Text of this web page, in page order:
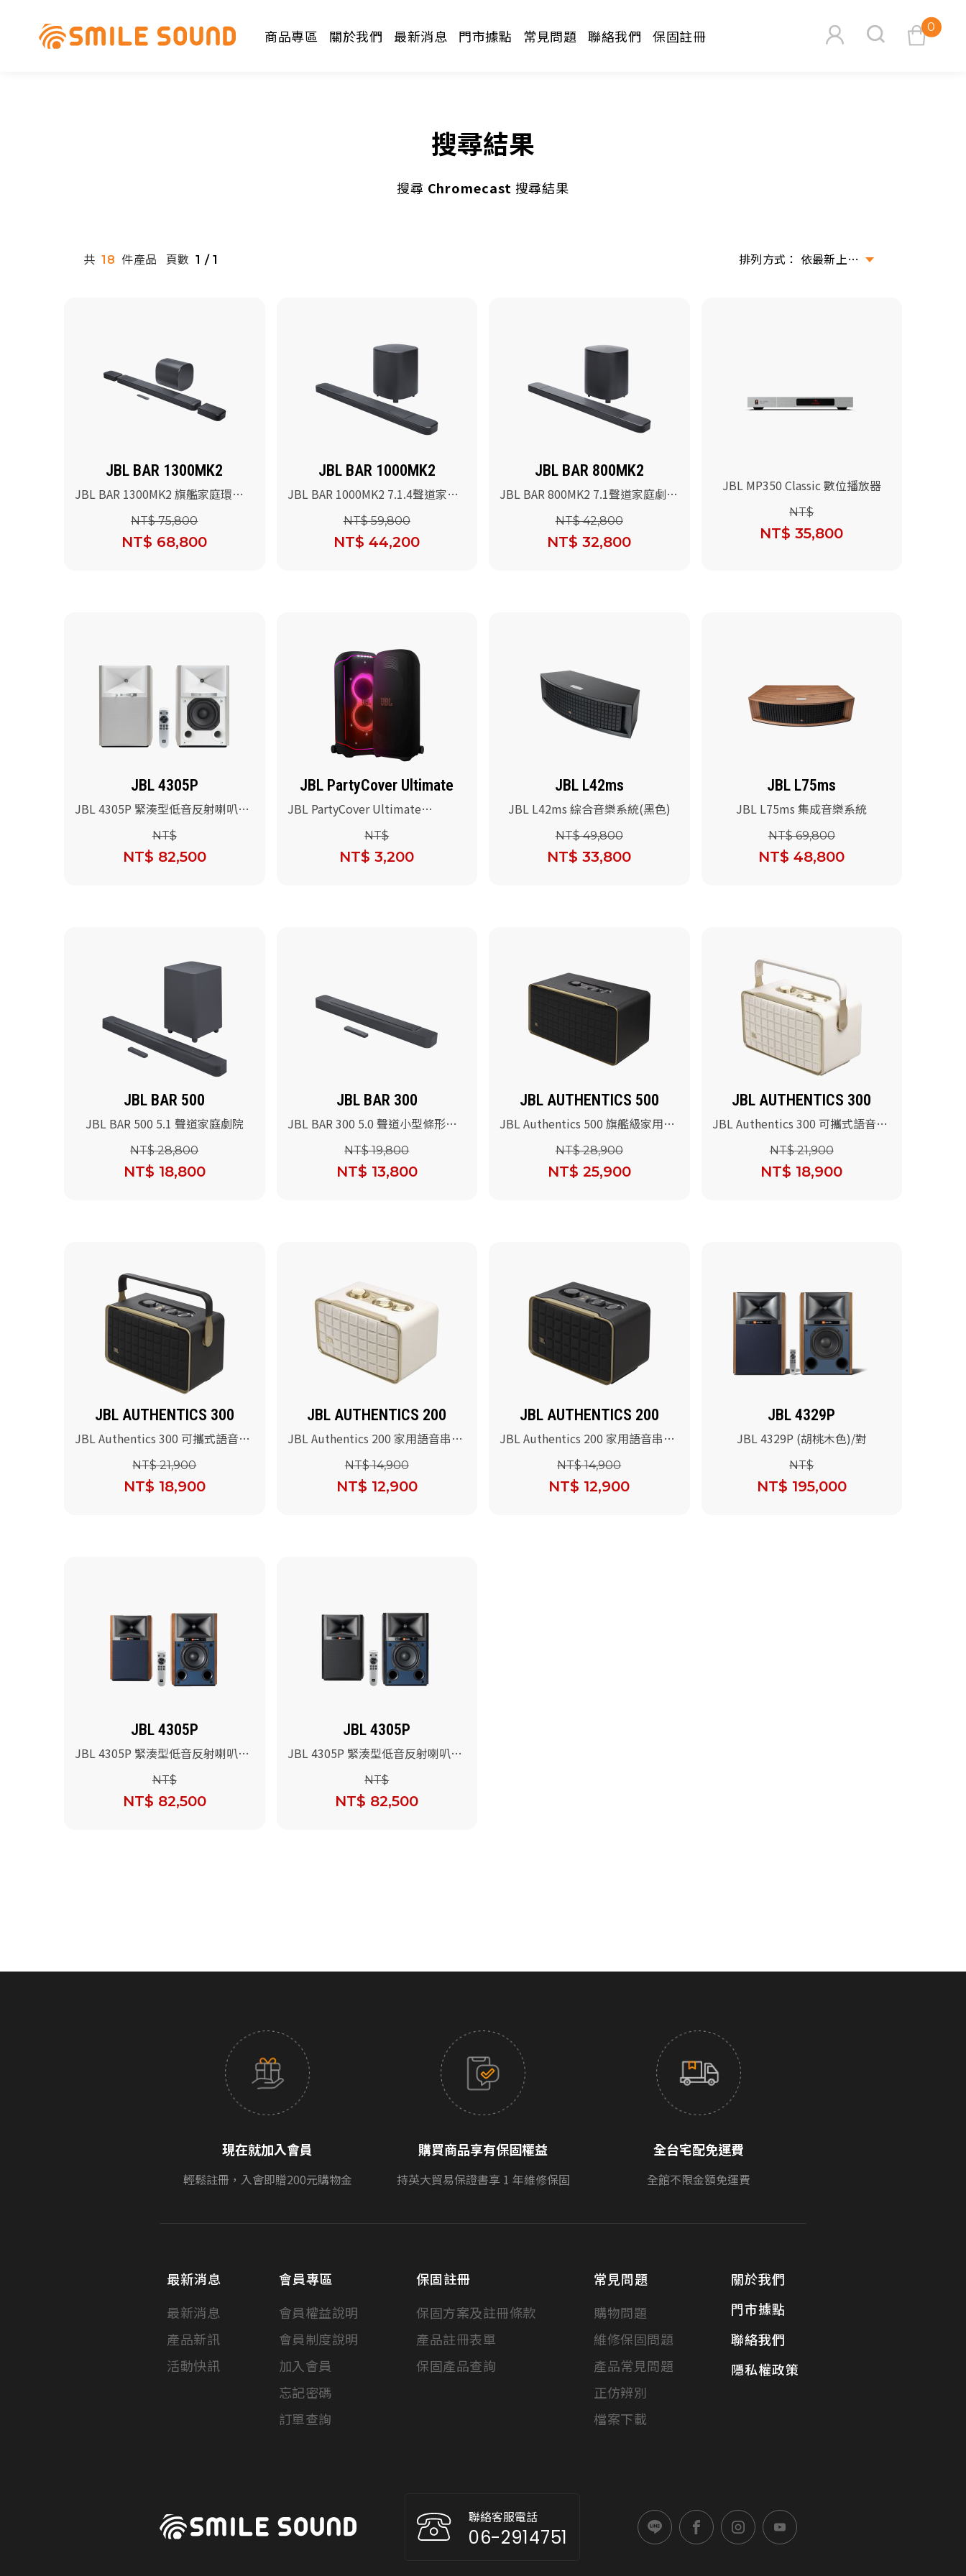
0
商品專區 關於我們 最新消息 門市據點 常見問題 聯絡我們 保固註冊
搜尋結果
搜尋 Chromecast 搜尋結果
共 18 件產品 頁數 1 / 1 依最新上架排序
JBL BAR 1300MK2
JBL BAR 1300MK2 旗艦家庭環繞
NT$ 75,800
NT$ 68,800
JBL BAR 1000MK2
JBL BAR 1000MK2 7.1.4聲道家庭
NT$ 59,800
NT$ 44,200
JBL BAR 800MK2
JBL BAR 800MK2 7.1聲道家庭劇院
NT$ 42,800
NT$ 32,800
JBL MP350 Classic 數位播放器
NT$
NT$ 35,800
JBL 4305P
JBL 4305P 緊湊型低音反射喇叭系
NT$
NT$ 82,500
JBL PartyCover Ultimate
JBL PartyCover Ultimate
(Partybox Ultimate 喇叭保護套)
NT$
NT$ 3,200
JBL L42ms
JBL L42ms 綜合音樂系統(黑色)
NT$ 49,800
NT$ 33,800
JBL L75ms
JBL L75ms 集成音樂系統
NT$ 69,800
NT$ 48,800
JBL BAR 500
JBL BAR 500 5.1 聲道家庭劇院
NT$ 28,800
NT$ 18,800
JBL BAR 300
JBL BAR 300 5.0 聲道小型條形喇
NT$ 19,800
NT$ 13,800
JBL AUTHENTICS 500
JBL Authentics 500 旗艦級家用語
音串流藍牙音響
NT$ 28,900
NT$ 25,900
JBL AUTHENTICS 300
JBL Authentics 300 可攜式語音無
線串流藍牙音響(白色)
NT$ 21,900
NT$ 18,900
JBL AUTHENTICS 300
JBL Authentics 300 可攜式語音無
線串流藍牙音響(黑色)
NT$ 21,900
NT$ 18,900
JBL AUTHENTICS 200
JBL Authentics 200 家用語音串流
藍牙音響(白色)
NT$ 14,900
NT$ 12,900
JBL AUTHENTICS 200
JBL Authentics 200 家用語音串流
藍牙音響(黑色)
NT$ 14,900
NT$ 12,900
JBL 4329P
JBL 4329P (胡桃木色)/對
NT$
NT$ 195,000
JBL 4305P
JBL 4305P 緊湊型低音反射喇叭系
NT$
NT$ 82,500
JBL 4305P
JBL 4305P 緊湊型低音反射喇叭系
NT$
NT$ 82,500
現在就加入會員
輕鬆註冊，入會即贈200元購物金
購買商品享有保固權益
持英大貿易保證書享 1 年維修保固
全台宅配免運費
全館不限金額免運費
最新消息
最新消息
產品新訊
活動快訊
會員專區
會員權益說明
會員制度說明
加入會員
忘記密碼
訂單查詢
保固註冊
保固方案及註冊條款
產品註冊表單
保固產品查詢
常見問題
購物問題
維修保固問題
產品常見問題
正仿辨別
檔案下載
關於我們
門市據點
聯絡我們
隱私權政策
聯絡客服電話
06-2914751